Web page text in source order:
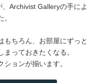
Archivist Galleryの手によ
もちろん、お部屋にずっと
っておきたくなる。
ョンが揃います。